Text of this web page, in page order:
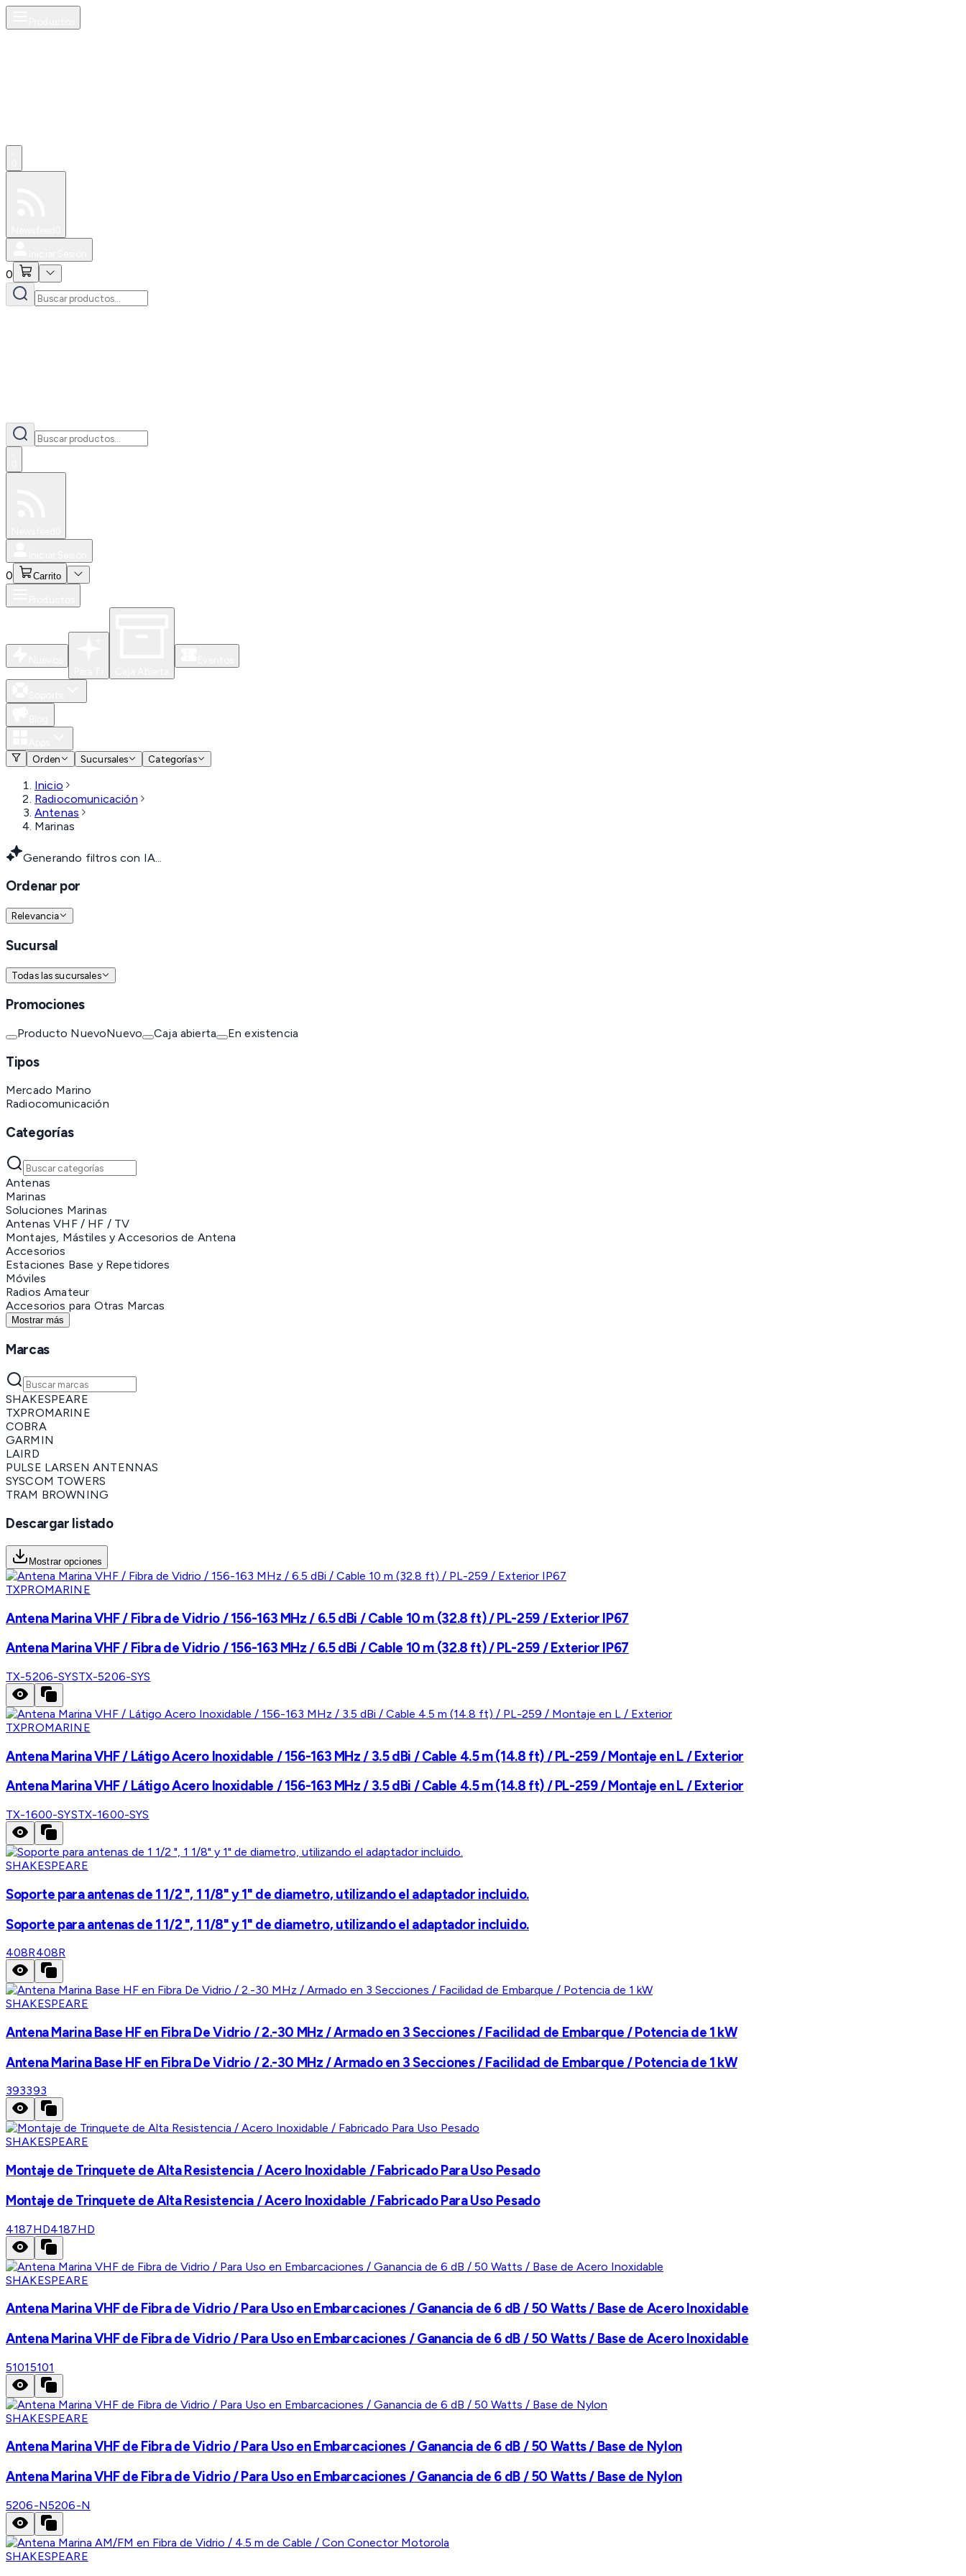
0
0 Carrito
Orden
Sucursales Categorías
Inicio
Radiocomunicación
Antenas
Marinas
Generando filtros con IA...
Ordenar por
Relevancia
Sucursal
Todas las sucursales
Promociones
Producto NuevoNuevo Caja abierta En existencia
Tipos
Mercado Marino
Radiocomunicación
Categorías
Antenas
Marinas
Soluciones Marinas
Antenas VHF / HF / TV
Montajes, Mástiles y Accesorios de Antena
Accesorios
Estaciones Base y Repetidores
Móviles
Radios Amateur
Accesorios para Otras Marcas
Mostrar más
Marcas
SHAKESPEARE
TXPROMARINE
COBRA
GARMIN
LAIRD
PULSE LARSEN ANTENNAS
SYSCOM TOWERS
TRAM BROWNING
Descargar listado
Mostrar opciones
TXPROMARINE
Antena Marina VHF / Fibra de Vidrio / 156-163 MHz / 6.5 dBi / Cable 10 m (32.8 ft) / PL-259 / Exterior IP67
Antena Marina VHF / Fibra de Vidrio / 156-163 MHz / 6.5 dBi / Cable 10 m (32.8 ft) / PL-259 / Exterior IP67
TX-5206-SYSTX-5206-SYS
TXPROMARINE
Antena Marina VHF / Látigo Acero Inoxidable / 156-163 MHz / 3.5 dBi / Cable 4.5 m (14.8 ft) / PL-259 / Montaje en L / Exterior
Antena Marina VHF / Látigo Acero Inoxidable / 156-163 MHz / 3.5 dBi / Cable 4.5 m (14.8 ft) / PL-259 / Montaje en L / Exterior
TX-1600-SYSTX-1600-SYS
SHAKESPEARE
Soporte para antenas de 1 1/2 ", 1 1/8" y 1" de diametro, utilizando el adaptador incluido.
Soporte para antenas de 1 1/2 ", 1 1/8" y 1" de diametro, utilizando el adaptador incluido.
408R408R
SHAKESPEARE
Antena Marina Base HF en Fibra De Vidrio / 2.-30 MHz / Armado en 3 Secciones / Facilidad de Embarque / Potencia de 1 kW
Antena Marina Base HF en Fibra De Vidrio / 2.-30 MHz / Armado en 3 Secciones / Facilidad de Embarque / Potencia de 1 kW
393393
SHAKESPEARE
Montaje de Trinquete de Alta Resistencia / Acero Inoxidable / Fabricado Para Uso Pesado
Montaje de Trinquete de Alta Resistencia / Acero Inoxidable / Fabricado Para Uso Pesado
4187HD4187HD
SHAKESPEARE
Antena Marina VHF de Fibra de Vidrio / Para Uso en Embarcaciones / Ganancia de 6 dB / 50 Watts / Base de Acero Inoxidable
Antena Marina VHF de Fibra de Vidrio / Para Uso en Embarcaciones / Ganancia de 6 dB / 50 Watts / Base de Acero Inoxidable
51015101
SHAKESPEARE
Antena Marina VHF de Fibra de Vidrio / Para Uso en Embarcaciones / Ganancia de 6 dB / 50 Watts / Base de Nylon
Antena Marina VHF de Fibra de Vidrio / Para Uso en Embarcaciones / Ganancia de 6 dB / 50 Watts / Base de Nylon
5206-N5206-N
SHAKESPEARE